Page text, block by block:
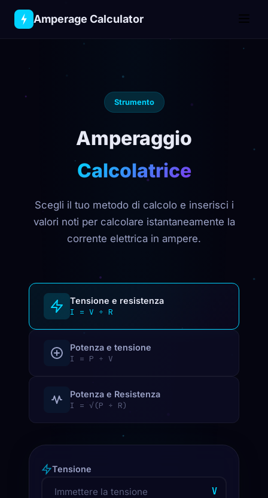
Amperage Calculator
Strumento
Amperaggio
Calcolatrice
Scegli il tuo metodo di calcolo e inserisci i
valori noti per calcolare istantaneamente la
corrente elettrica in ampere.
Tensione e resistenza
I = V ÷ R
Potenza e tensione
I = P ÷ V
Potenza e Resistenza
I = √(P ÷ R)
Tensione
V